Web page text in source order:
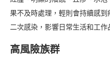
果不及時處理，輕則會持續感
二次感染，影響日常生活和工作
高風險族群